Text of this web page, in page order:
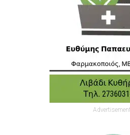
Advertisement